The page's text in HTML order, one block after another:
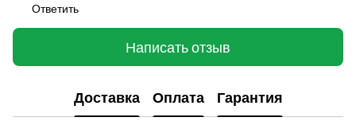
Ответить
Написать отзыв
Доставка Оплата Гарантия